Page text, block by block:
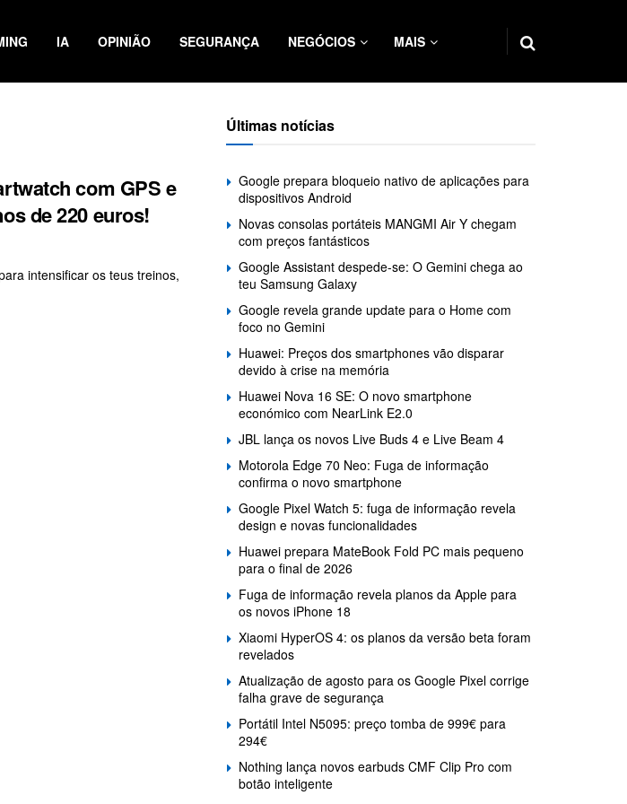
IA OPINIÃO SEGURANÇA NEGÓCIOS MAIS
com GPS e
de 220 euros!
intensificar os teus treinos,
Últimas notícias
Google prepara bloqueio nativo de aplicações para
dispositivos Android
Novas consolas portáteis MANGMI Air Y chegam
com preços fantásticos
Google Assistant despede-se: O Gemini chega ao
teu Samsung Galaxy
Google revela grande update para o Home com
foco no Gemini
Huawei: Preços dos smartphones vão disparar
devido à crise na memória
Huawei Nova 16 SE: O novo smartphone
económico com NearLink E2.0
JBL lança os novos Live Buds 4 e Live Beam 4
Motorola Edge 70 Neo: Fuga de informação
confirma o novo smartphone
Google Pixel Watch 5: fuga de informação revela
design e novas funcionalidades
Huawei prepara MateBook Fold PC mais pequeno
para o final de 2026
Fuga de informação revela planos da Apple para
os novos iPhone 18
Xiaomi HyperOS 4: os planos da versão beta foram
revelados
Atualização de agosto para os Google Pixel corrige
falha grave de segurança
Portátil Intel N5095: preço tomba de 999€ para
294€
Nothing lança novos earbuds CMF Clip Pro com
botão inteligente